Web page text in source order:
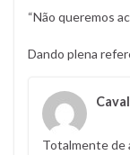
“Não queremos
Dando plena
Totalmente de